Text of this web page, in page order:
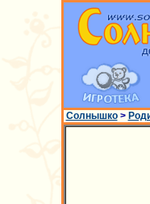
Солнышко>